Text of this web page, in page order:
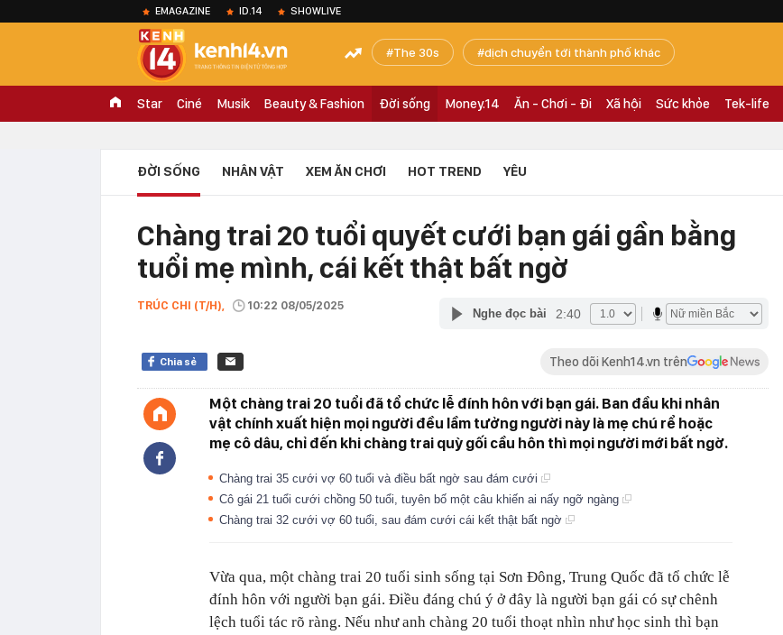
EMAGAZINE ID.14 SHOWLIVE
The 30s dịch chuyển tới thành phố khác
Star Ciné Musik Beauty & Fashion Đời sống Money.14 Ăn - Chơi - Đi Xã hội Sức khỏe Tek-life
ĐỜI SỐNG NHÂN VẬT XEM ĂN CHƠI HOT TREND YÊU
Chàng trai 20 tuổi quyết cưới bạn gái gần bằng
tuổi mẹ mình, cái kết thật bất ngờ
TRÚC CHI (T/H), 10:22 08/05/2025
Nghe đọc bài 2:40
Chia sẻ Theo dõi Kenh14.vn trên
Một chàng trai 20 tuổi đã tổ chức lễ đính hôn với bạn gái. Ban đầu khi nhân
vật chính xuất hiện mọi người đều lầm tưởng người này là mẹ chú rể hoặc
mẹ cô dâu, chỉ đến khi chàng trai quỳ gối cầu hôn thì mọi người mới bất ngờ.
Chàng trai 35 cưới vợ 60 tuổi và điều bất ngờ sau đám cưới
Cô gái 21 tuổi cưới chồng 50 tuổi, tuyên bố một câu khiến ai nấy ngỡ ngàng
Chàng trai 32 cưới vợ 60 tuổi, sau đám cưới cái kết thật bất ngờ
Vừa qua, một chàng trai 20 tuổi sinh sống tại Sơn Đông, Trung Quốc đã tổ chức lễ
đính hôn với người bạn gái. Điều đáng chú ý ở đây là người bạn gái có sự chênh
lệch tuổi tác rõ ràng. Nếu như anh chàng 20 tuổi thoạt nhìn như học sinh thì bạn